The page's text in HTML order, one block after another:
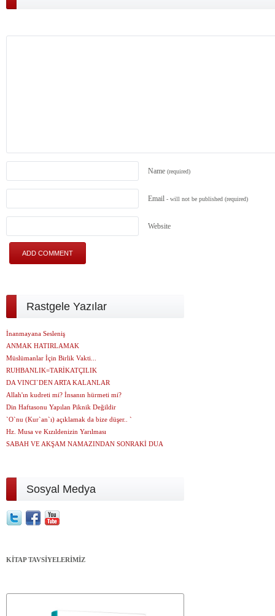
Name (required)
Email - will not be published (required)
Website
Rastgele Yazılar
İnanmayana Sesleniş
ANMAK HATIRLAMAK
Müslümanlar İçin Birlik Vakti...
RUHBANLIK=TARİKATÇILIK
DA VINCI`DEN ARTA KALANLAR
Allah'ın kudreti mi? İnsanın hürmeti mi?
Din Haftasonu Yapılan Piknik Değildir
`O`nu (Kur`an`ı) açıklamak da bize düşer.. `
Hz. Musa ve Kızıldenizin Yarılması
SABAH VE AKŞAM NAMAZINDAN SONRAKİ DUA
Sosyal Medya
KİTAP TAVSİYELERİMİZ